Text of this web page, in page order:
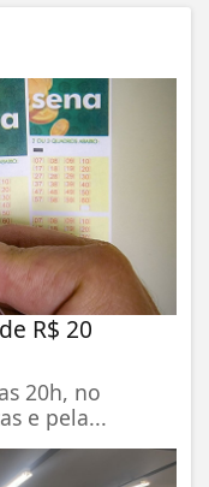
R$ 20
20h, no
e pela...